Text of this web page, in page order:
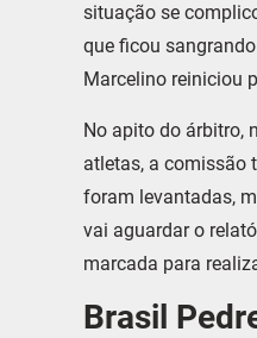
situação se
que ficou
Marcelino reiniciou
No apito do árbitro,
atletas, a comissão
foram levantadas,
vai aguardar o
marcada para
Brasil